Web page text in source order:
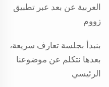
العربية عن بعد عبر تطبيق
زووم
بنبدأ بجلسة تعارف سريعة،
بعدها نتكلم عن موضوعنا
الرئيسي